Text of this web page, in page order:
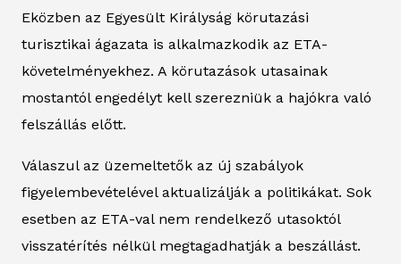
Eközben az Egyesült Királyság körutazási
turisztikai ágazata is alkalmazkodik az ETA-
követelményekhez. A körutazások utasainak
mostantól engedélyt kell szerezniük a hajókra való
felszállás előtt.
Válaszul az üzemeltetők az új szabályok
figyelembevételével aktualizálják a politikákat. Sok
esetben az ETA-val nem rendelkező utasoktól
visszatérítés nélkül megtagadhatják a beszállást.